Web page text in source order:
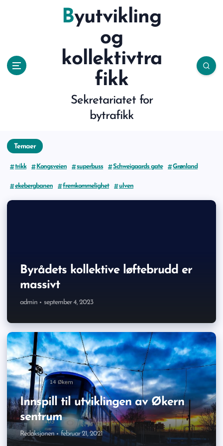
Byutvikling
og
kollektivtra
fikk
Sekretariatet for
bytrafikk
Temaer
trikk Kongsveien superbuss Schweigaards gate Grønland
ekebergbanen fremkommelighet ulven
Byrådets kollektive løftebrudd er
massivt
admin september 4, 2023
Innspill til utviklingen av Økern
sentrum
Redaksjonen februar 21, 2021